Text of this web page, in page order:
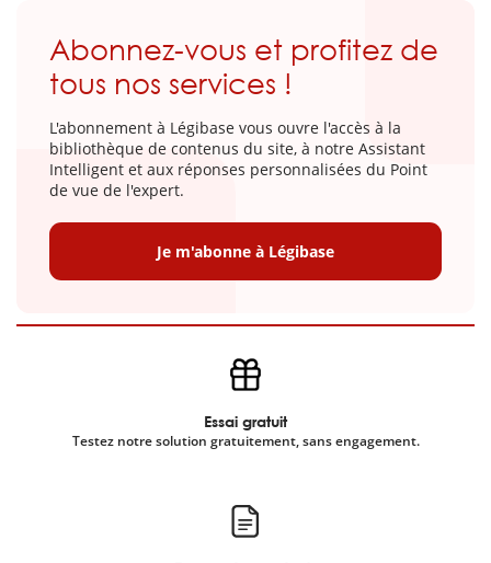
Abonnez-vous et profitez de
tous nos services !
L'abonnement à Légibase vous ouvre l'accès à la
bibliothèque de contenus du site, à notre Assistant
Intelligent et aux réponses personnalisées du Point
de vue de l'expert.
Je m'abonne à Légibase
Essai gratuit
Testez notre solution gratuitement, sans engagement.